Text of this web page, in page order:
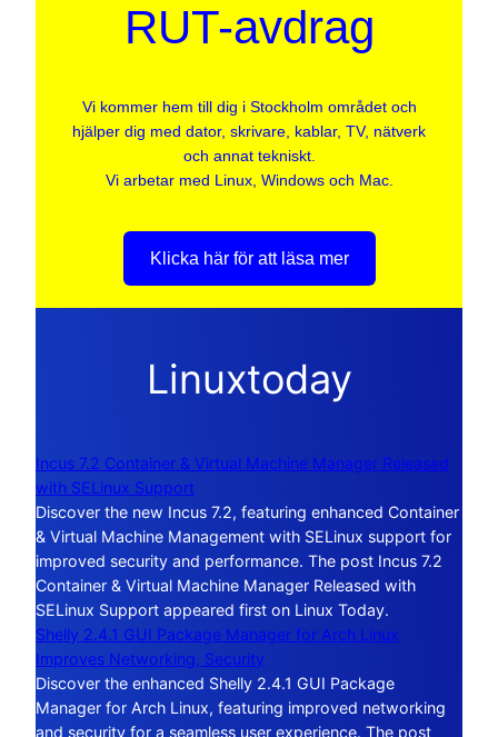
RUT-avdrag
Vi kommer hem till dig i Stockholm området och
hjälper dig med dator, skrivare, kablar, TV, nätverk
och annat tekniskt.
Vi arbetar med Linux, Windows och Mac.
Klicka här för att läsa mer
Linuxtoday
Incus 7.2 Container & Virtual Machine Manager Released
with SELinux Support
Discover the new Incus 7.2, featuring enhanced Container
& Virtual Machine Management with SELinux support for
improved security and performance. The post Incus 7.2
Container & Virtual Machine Manager Released with
SELinux Support appeared first on Linux Today.
Shelly 2.4.1 GUI Package Manager for Arch Linux
Improves Networking, Security
Discover the enhanced Shelly 2.4.1 GUI Package
Manager for Arch Linux, featuring improved networking
and security for a seamless user experience. The post